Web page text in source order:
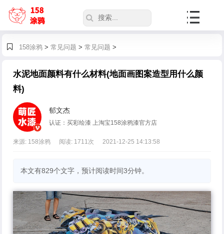
158涂鸦> 常见问题 > 常见问题 >
水泥地面颜料有什么材料(地面画图案造型用什么颜
料)
郁文杰
认证：买彩绘漆 上淘宝158涂鸦漆官方店
来源: 158涂鸦 阅读: 1711次 2021-12-25 14:13:58
本文有829个文字，预计阅读时间3分钟。